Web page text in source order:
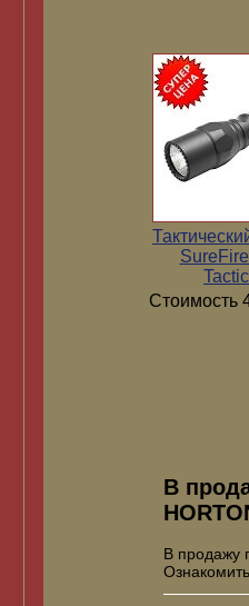
Стоимость
В
В продажу